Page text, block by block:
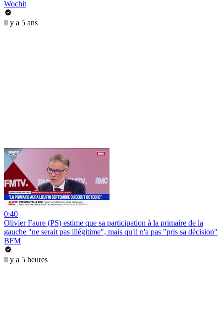
Wochit
il y a 5 ans
0:40
Olivier Faure (PS) estime que sa participation à la primaire de la
gauche "ne serait pas illégitime", mais qu'il n'a pas "pris sa décision"
BFM
il y a 5 heures